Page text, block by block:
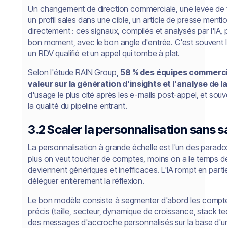
Un changement de direction commerciale, une levée
un profil sales dans une cible, un article de presse
directement : ces signaux, compilés et analysés par
bon moment, avec le bon angle d'entrée. C'est souvent
un RDV qualifié et un appel qui tombe à plat.
Selon l'étude RAIN Group, 58 % des équipes
valeur sur la génération d'insights et l'analyse de
d'usage le plus cité après les e-mails post-appel, et
la qualité du pipeline entrant.
3.2 Scaler la personnalisation sans
La personnalisation à grande échelle est l'un des
plus on veut toucher de comptes, moins on a le temps
deviennent génériques et inefficaces. L'IA rompt en
déléguer entièrement la réflexion.
Le bon modèle consiste à segmenter d'abord les
précis (taille, secteur, dynamique de croissance, stack
des messages d'accroche personnalisés sur la base